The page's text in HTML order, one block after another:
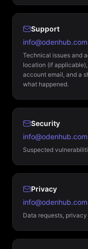
Support
info@odenhub.com
Technical issues and
location (if
account email, and a
what happened.
Security
info@odenhub.com
Suspected
Privacy
info@odenhub.com
Data requests,